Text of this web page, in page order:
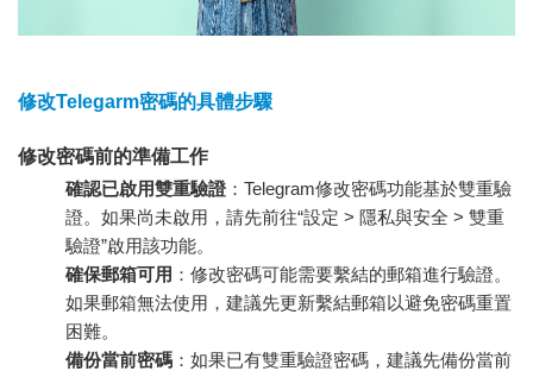
修改Telegarm密碼的具體步驟
修改密碼前的準備工作
確認已啟用雙重驗證 ：Telegram修改密碼功能基於雙重驗
證。如果尚未啟用，請先前往“設定 > 隱私與安全 > 雙重
驗證”啟用該功能。
確保郵箱可用 ：修改密碼可能需要繫結的郵箱進行驗證。
如果郵箱無法使用，建議先更新繫結郵箱以避免密碼重置
困難。
備份當前密碼 ：如果已有雙重驗證密碼，建議先備份當前